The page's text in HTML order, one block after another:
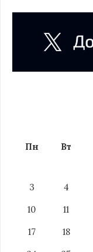
Пн Вт
3
4
10
11
17
18